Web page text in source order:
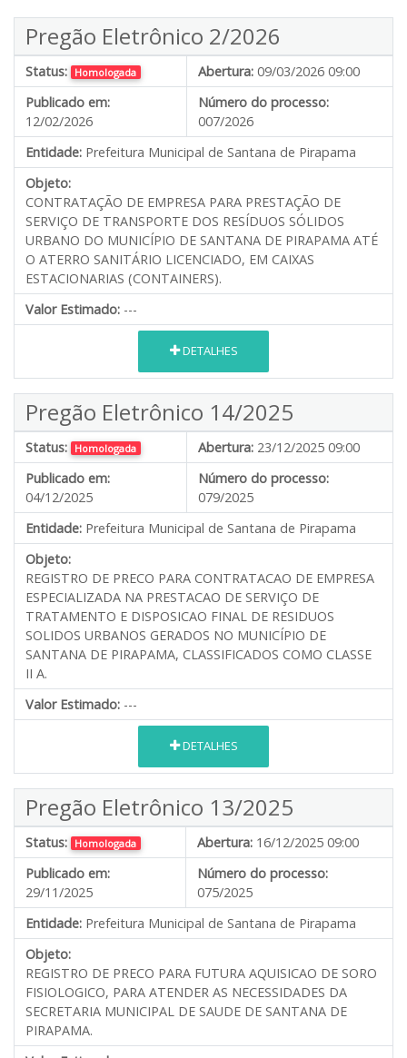
Pregão Eletrônico 2/2026
Status: Homologada Abertura: 09/03/2026 09:00
Publicado em:
12/02/2026
Número do processo:
007/2026
Entidade: Prefeitura Municipal de Santana de Pirapama
Objeto:
CONTRATAÇÃO DE EMPRESA PARA PRESTAÇÃO DE
SERVIÇO DE TRANSPORTE DOS RESÍDUOS SÓLIDOS
URBANO DO MUNICÍPIO DE SANTANA DE PIRAPAMA ATÉ
O ATERRO SANITÁRIO LICENCIADO, EM CAIXAS
ESTACIONARIAS (CONTAINERS).
Valor Estimado: ---
DETALHES
Pregão Eletrônico 14/2025
Status: Homologada Abertura: 23/12/2025 09:00
Publicado em:
04/12/2025
Número do processo:
079/2025
Entidade: Prefeitura Municipal de Santana de Pirapama
Objeto:
REGISTRO DE PRECO PARA CONTRATACAO DE EMPRESA
ESPECIALIZADA NA PRESTACAO DE SERVIÇO DE
TRATAMENTO E DISPOSICAO FINAL DE RESIDUOS
SOLIDOS URBANOS GERADOS NO MUNICÍPIO DE
SANTANA DE PIRAPAMA, CLASSIFICADOS COMO CLASSE
II A.
Valor Estimado: ---
DETALHES
Pregão Eletrônico 13/2025
Status: Homologada Abertura: 16/12/2025 09:00
Publicado em:
29/11/2025
Número do processo:
075/2025
Entidade: Prefeitura Municipal de Santana de Pirapama
Objeto:
REGISTRO DE PRECO PARA FUTURA AQUISICAO DE SORO
FISIOLOGICO, PARA ATENDER AS NECESSIDADES DA
SECRETARIA MUNICIPAL DE SAUDE DE SANTANA DE
PIRAPAMA.